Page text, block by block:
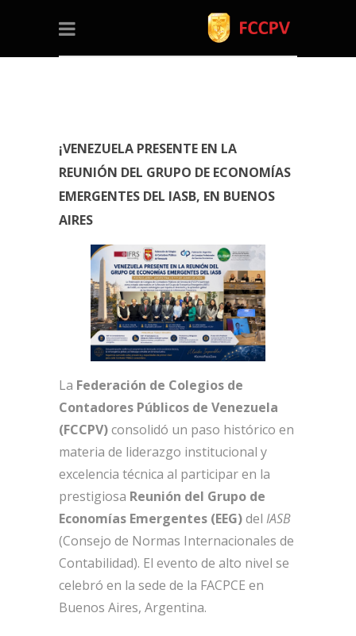
¡VENEZUELA PRESENTE EN LA
REUNIÓN DEL GRUPO DE ECONOMÍAS
EMERGENTES DEL IASB, EN BUENOS
AIRES
La Federación de Colegios de
Contadores Públicos de Venezuela
(FCCPV)consolidó un paso histórico en
materia de liderazgo institucional y
excelencia técnica al participar en la
prestigiosa Reunión del Grupo de
Economías Emergentes (EEG)del IASB
(Consejo de Normas Internacionales de
Contabilidad). El evento de alto nivel se
celebró en la sede de la FACPCE en
Buenos Aires, Argentina.